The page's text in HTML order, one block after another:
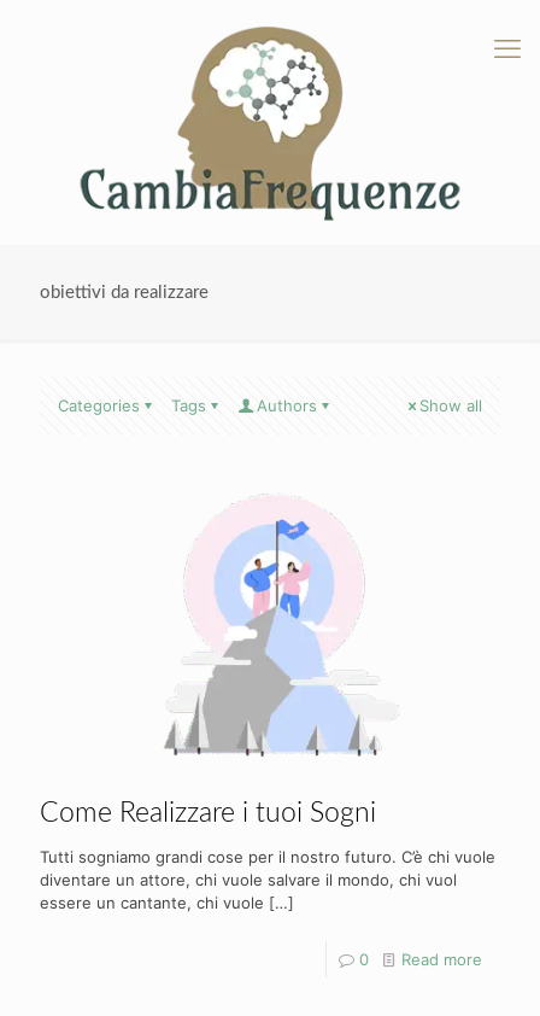
obiettivi da realizzare
Categories Tags Authors Show all
Come Realizzare i tuoi Sogni
Tutti sogniamo grandi cose per il nostro futuro. C’è chi vuole
diventare un attore, chi vuole salvare il mondo, chi vuol
essere un cantante, chi vuole […]
0 Read more